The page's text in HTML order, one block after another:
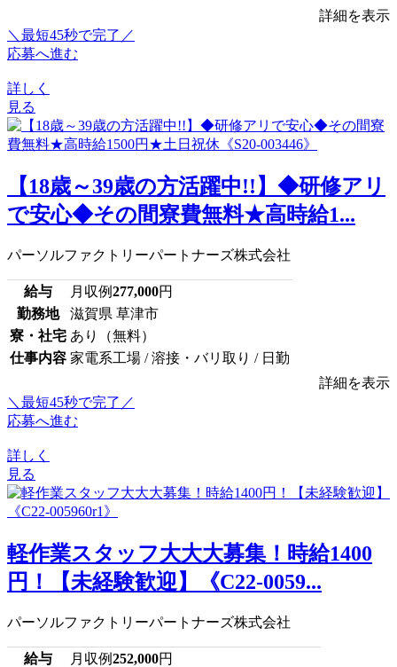
詳細を表示
＼最短45秒で完了／
応募へ進む
詳しく
見る
【18歳～39歳の方活躍中!!】◆研修アリ
で安心◆その間寮費無料★高時給1...
パーソルファクトリーパートナーズ株式会社
給与 月収例277,000円
勤務地
滋賀県 草津市
寮・社宅 あり（無料）
仕事内容 家電系工場 / 溶接・バリ取り / 日勤
詳細を表示
＼最短45秒で完了／
応募へ進む
詳しく
見る
軽作業スタッフ大大大募集！時給1400
円！【未経験歓迎】《C22-0059...
パーソルファクトリーパートナーズ株式会社
給与 月収例252,000円